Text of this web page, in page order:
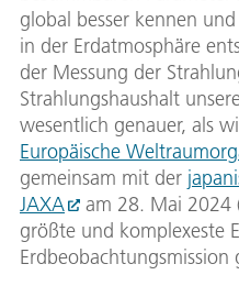
global besser kennen
in der Erdatmosphäre
der Messung der
Strahlungshaushalt
wesentlich genauer, als
Europäische
gemeinsam mit der
JAXA
am 28. Mai 2024
größte und komplexeste
Erdbeobachtungsmission